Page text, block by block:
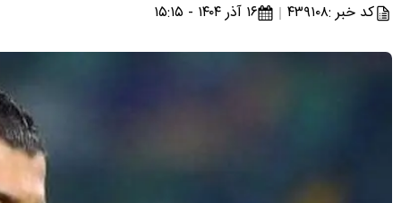
کد خبر :۴۳۹۱۰۸ ۱۶ آذر ۱۴۰۴ - ۱۵:۱۵